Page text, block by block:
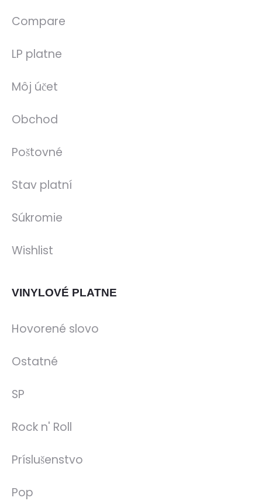
Compare
LP platne
Môj účet
Obchod
Poštovné
Stav platní
Súkromie
Wishlist
VINYLOVÉ PLATNE
Hovorené slovo
Ostatné
SP
Rock n' Roll
Príslušenstvo
Pop